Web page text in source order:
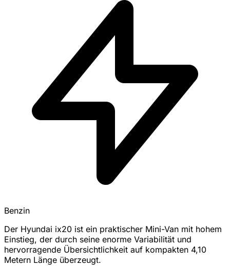
Benzin
Der Hyundai ix20 ist ein praktischer Mini-Van mit hohem
Einstieg, der durch seine enorme Variabilität und
hervorragende Übersichtlichkeit auf kompakten 4,10
Metern Länge überzeugt.